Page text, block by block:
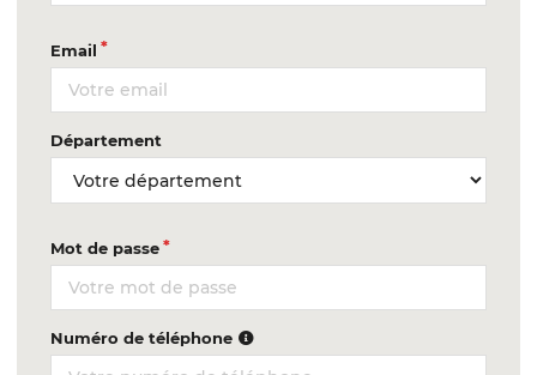
Email
Département
Mot de passe
Numéro de téléphone